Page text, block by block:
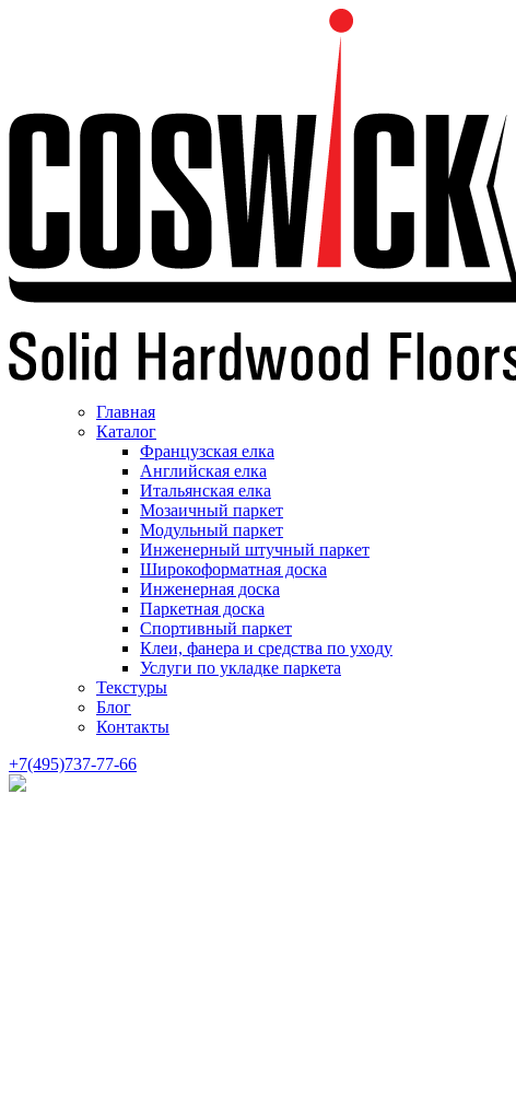
Главная
Каталог
Французская елка
Английская елка
Итальянская елка
Мозаичный паркет
Модульный паркет
Инженерный штучный паркет
Широкоформатная доска
Инженерная доска
Паркетная доска
Спортивный паркет
Клеи, фанера и средства по уходу
Услуги по укладке паркета
Текстуры
Блог
Контакты
+7(495)737-77-66